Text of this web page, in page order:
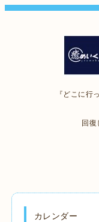
『どこに行
回
カレンダー